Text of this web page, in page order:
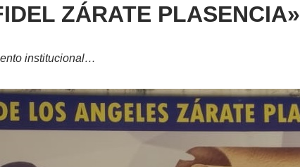
ZÁRATE PLASENCIA»
institucional…